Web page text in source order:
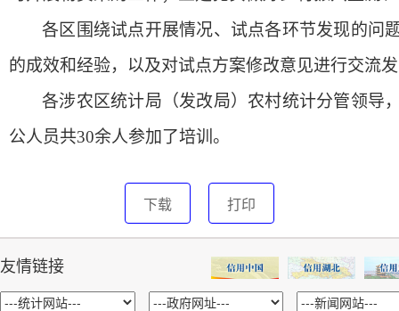
各区围绕试点开展情况、试点各环节发现的问
的成效和经验，以及对试点方案修改意见进行交流
各涉农区统计局（发改局）农村统计分管领导
公人员共30余人参加了培训。
下载 打印
友情链接